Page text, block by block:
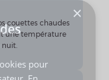
couettes chaudes
une température